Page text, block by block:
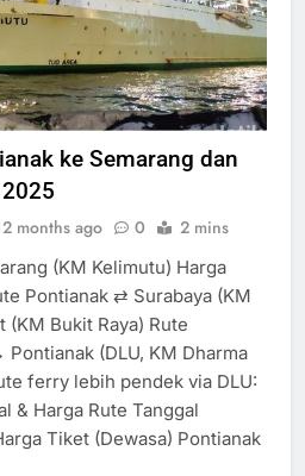
ke Semarang dan
months ago 0 2 mins
(KM Kelimutu) Harga
Pontianak ⇄ Surabaya (KM
(KM Bukit Raya) Rute
(DLU, KM Dharma
ferry lebih pendek via DLU:
& Harga Rute Tanggal
Tiket (Dewasa) Pontianak